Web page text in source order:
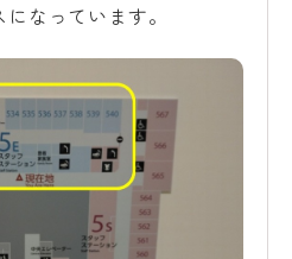
なっています。